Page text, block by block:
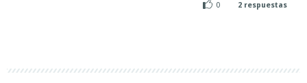
0
2 respuestas